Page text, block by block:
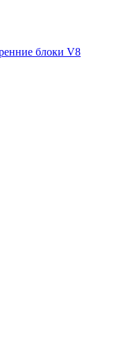
блоки V8